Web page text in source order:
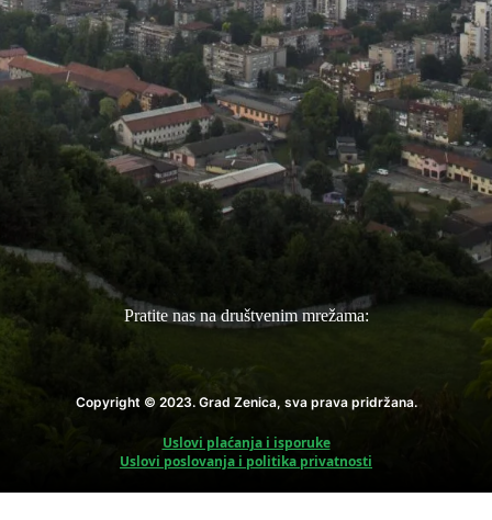
Pratite nas na društvenim mrežama:
Copyright © 2023. Grad Zenica, sva prava pridržana.
Uslovi plaćanja i isporuke
Uslovi poslovanja i politika privatnosti